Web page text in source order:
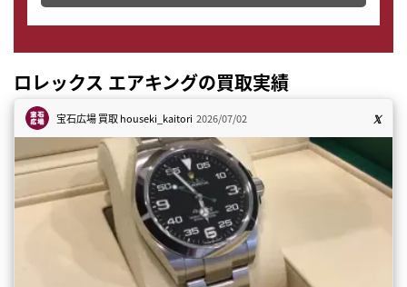
ロレックス エアキングの買取実績
宝石広場 買取houseki_kaitori 2026/07/02